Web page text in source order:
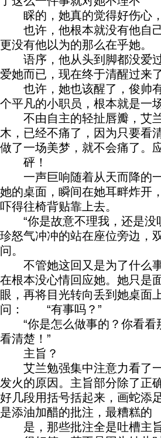
睬的，她真的觉得好伤心，
也许，他根本就没有他自己
更没有他以为的那么在乎她。
语序，他从头到脚都没爱过
爱她而已，现在终于清醒过来了
也许，她也该醒了，俊帅
个平凡的小职员，根本就是一场
不由自主的轻扯唇瓣，艾
木，已经不痛了，因为只要看
做了一场美梦，就不会痛了
砰！
一声巨响随着从天而降的
她的桌面，瞬间在她耳畔炸开
吓得往椅背贴靠上去。
“你是故意不理我，还是没
珍怒气冲冲的站在座位旁边，
问。
不管她这回又是为了什么
在根本没心情回应她。她只是
眼，再将目光转向丢到她桌面
问： “有事吗？”
“你是怎么做事的？你看看
看清楚！”
主旨？
艾兰勉强集中注意力看了
发火的原因。主旨部分除了正
好几段用括号括起来，画蛇
是添油加醋的批注，最糟糕的
是，那些批注全是吐槽主旨